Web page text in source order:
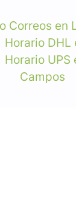
Correos en
Horario DHL
Horario UPS
Campos